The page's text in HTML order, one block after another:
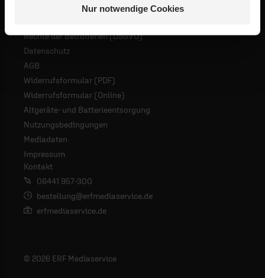
Nur notwendige Cookies
Rechte der Betroffenen (DSGVO)
Datenschutz
AGB
Widerrufsformular (PDF)
Widerrufsformular (Online)
Altgeräte- und Batterieentsorgung
Nutzungsbedingungen
Mediadaten
Impressum
Kontakt
06441 957-300
bestellung@erfmediaservice.de
erfmediaservice.de
© 2026 ERF Mediaservice